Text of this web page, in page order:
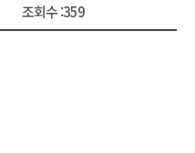
조회수 :359